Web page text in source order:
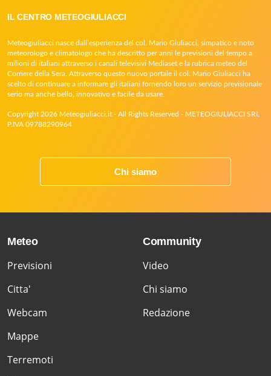
IL CENTRO METEOGIULIACCI
Meteogiuliacci nasce dall’esperienza del col. Mario Giuliacci, simpatico e noto
meteorologo e climatologo che ha descritto per anni le previsioni del tempo a
milioni di italiani attraverso i canali televisivi Mediaset e la rubrica meteo del
Corriere della Sera. Attraverso questo nuovo portale il col. Mario Giuliacci ha
scelto di continuare a informare gli italiani fornendo loro un servizio previsionale
serio ma anche bello, innovativo e facile da usare.
Copyright 2026 Meteogiuliacci.it - All Rights Reserved - METEOGIULIACCI SRL
P.IVA 09788290964
Chi siamo
Meteo
Previsioni
Citta'
Webcam
Mappe
Terremoti
Community
Video
Chi siamo
Redazione